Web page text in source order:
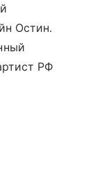
Остин.
РФ